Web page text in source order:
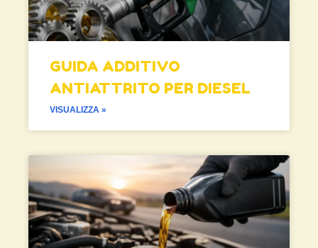
GUIDA ADDITIVO
ANTIATTRITO PER DIESEL
VISUALIZZA »